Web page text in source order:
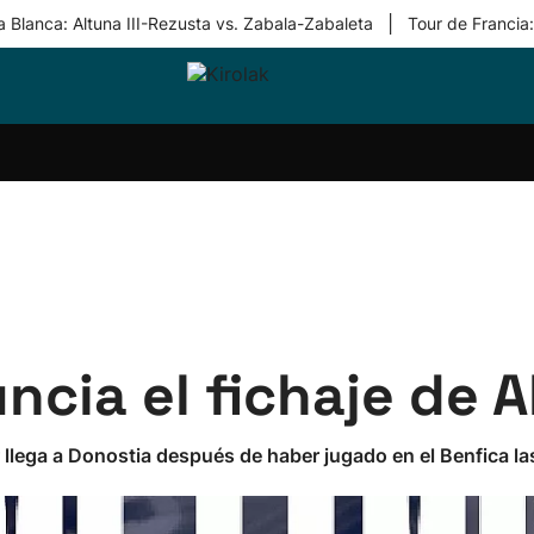
Blanca: Altuna III-Rezusta vs. Zabala-Zabaleta Tour de
Equipos
el fichaje de
a Donostia después de haber jugado en el Benfica